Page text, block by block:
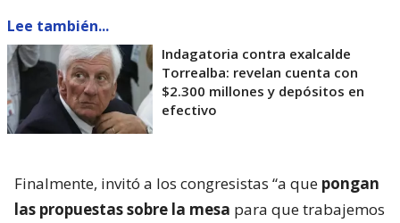
Lee también...
Indagatoria contra exalcalde
Torrealba: revelan cuenta con
$2.300 millones y depósitos en
efectivo
Finalmente, invitó a los congresistas “a que pongan
las propuestas sobre la mesa para que trabajemos